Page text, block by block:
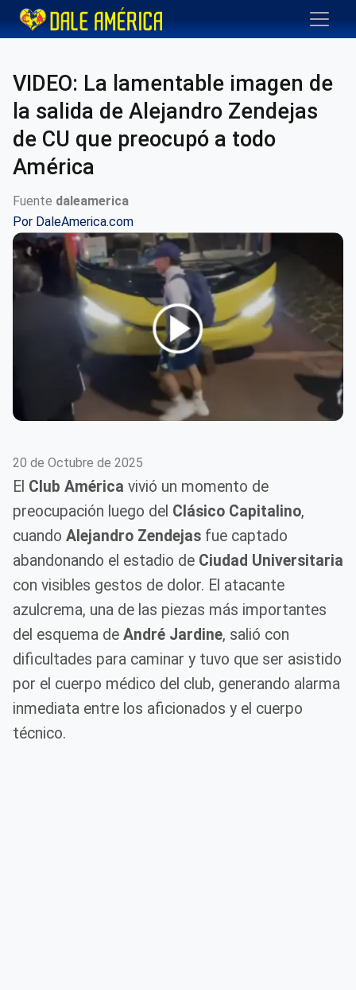
VIDEO: La lamentable imagen de
la salida de Alejandro Zendejas
de CU que preocupó a todo
América
Fuente daleamerica
Por DaleAmerica.com
20 de Octubre de 2025
El Club América vivió un momento de
preocupación luego del Clásico Capitalino,
cuando Alejandro Zendejas fue captado
abandonando el estadio de Ciudad Universitaria
con visibles gestos de dolor. El atacante
azulcrema, una de las piezas más importantes
del esquema de André Jardine, salió con
dificultades para caminar y tuvo que ser asistido
por el cuerpo médico del club, generando alarma
inmediata entre los aficionados y el cuerpo
técnico.